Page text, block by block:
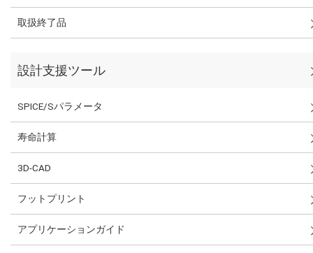
取扱終了品
設計支援ツール
SPICE/Sパラメータ
寿命計算
3D-CAD
フットプリント
アプリケーションガイド